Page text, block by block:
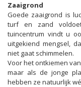
Zaaigrond
Goede zaaigrond is
turf en zand
tuincentrum vindt u
uitgekiend mengsel,
niet gaat schimmelen.
Voor het ontkiemen
maar als de jonge
hebben ze natuurlijk